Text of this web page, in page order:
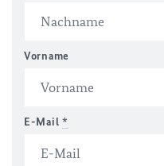
Vorname
E-Mail *